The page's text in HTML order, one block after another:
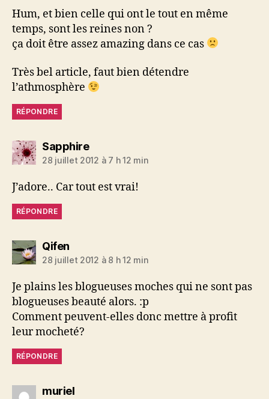
Hum, et bien celle qui ont le tout en même
temps, sont les reines non ?
ça doit être assez amazing dans ce cas
Très bel article, faut bien détendre
l’athmosphère
RÉPONDRE
Sapphiredit :
28 juillet 2012 à 7 h 12 min
J’adore.. Car tout est vrai!
RÉPONDRE
Qifendit :
28 juillet 2012 à 8 h 12 min
Je plains les blogueuses moches qui ne sont pas
blogueuses beauté alors. :p
Comment peuvent-elles donc mettre à profit
leur mocheté?
RÉPONDRE
murieldit :